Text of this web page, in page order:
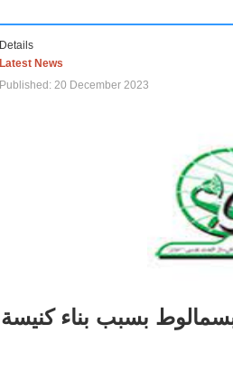
Details
Latest News
Published: 20 December 2023
بسبب بناء كنيسة